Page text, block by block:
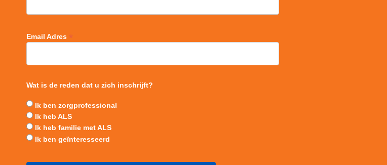
Email Adres *
Wat is de reden dat u zich inschrijft?
Ik ben zorgprofessional
Ik heb ALS
Ik heb familie met ALS
Ik ben geïnteresseerd